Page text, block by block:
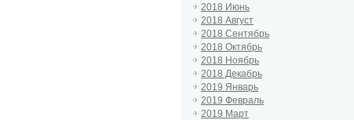
2018 Июнь
2018 Август
2018 Сентябрь
2018 Октябрь
2018 Ноябрь
2018 Декабрь
2019 Январь
2019 Февраль
2019 Март